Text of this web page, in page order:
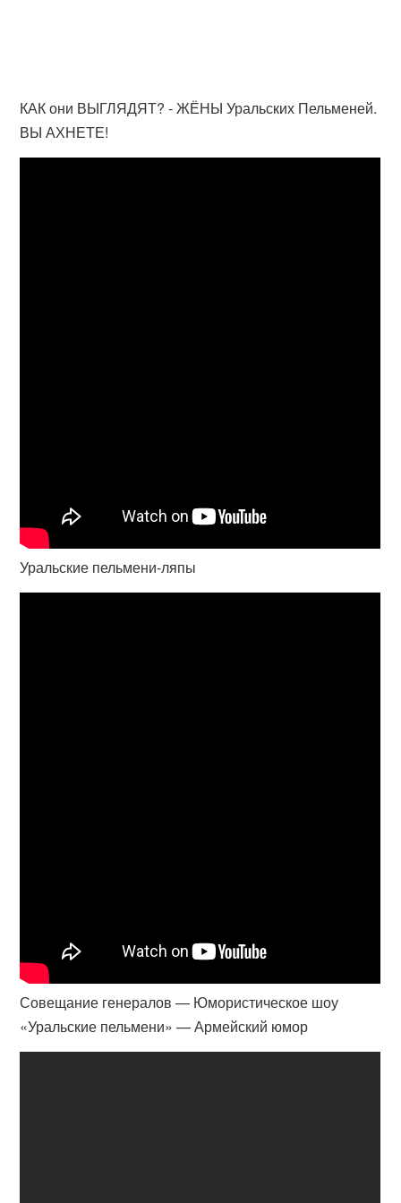
КАК они ВЫГЛЯДЯТ? - ЖЁНЫ Уральских Пельменей.
ВЫ АХНЕТЕ!
Уральские пельмени-ляпы
Совещание генералов — Юмористическое шоу
«Уральские пельмени» — Армейский юмор